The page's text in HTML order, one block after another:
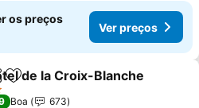
os preços
Ver preços
Adicionar aos favoritos
de la Croix-Blanche
Boa
673